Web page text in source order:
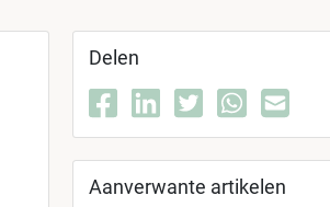
Delen
Aanverwante artikelen